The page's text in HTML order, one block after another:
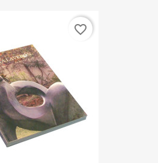
favorite_border